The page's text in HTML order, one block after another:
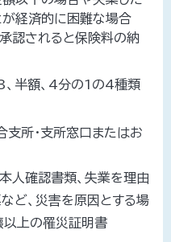
が経済的に困難な場合
認されると保険料の納
、半額、4分の1の4種類
支所・支所窓口またはお
人確認書類、失業を理由
ど、災害を原因とする場
以上の罹災証明書